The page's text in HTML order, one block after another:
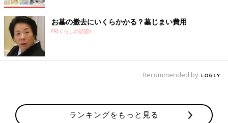
お墓の撤去にいくらかかる？墓じまい費用
PR(くらしの話題)
Recommended by
ランキングをもっと見る